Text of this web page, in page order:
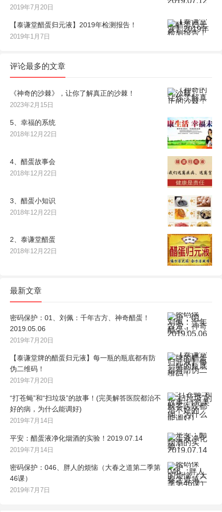
2019年7月20日
【泰谦堂醋蛋归元液】2019年检测报告！
2019年1月7日
评论最多的文章
《神奇的沙棘》，让你了解真正的沙棘！
2023年2月15日
5、幸福的系统
2018年12月22日
4、醋蛋故事会
2018年12月22日
3、醋蛋小知识
2018年12月22日
2、泰谦堂醋蛋
2018年12月22日
最新文章
密码保护：01、刘佩：千年古方、神奇醋蛋！
2019.05.06
2019年7月20日
【泰谦堂牌的醋蛋归元液】每一瓶的瓶底都有防
伪二维码！
2019年7月20日
“打苍蝇”和“扫垃圾”的故事！(完美解答医院都治不
好的病，为什么能调好)
2019年7月14日
平安：醋蛋液净化烟酒的实验！2019.07.14
2019年7月14日
密码保护：046、胖人的烦恼（大春之道第二季第
46课）
2019年7月7日